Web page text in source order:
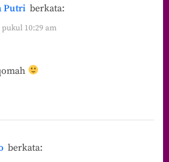
Putri berkata:
pukul 10:29 am
berkata: